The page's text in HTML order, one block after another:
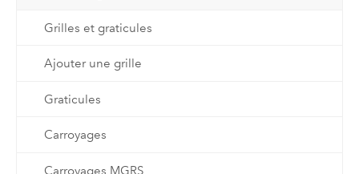
Grilles et graticules
Ajouter une grille
Graticules
Carroyages
Carroyages MGRS